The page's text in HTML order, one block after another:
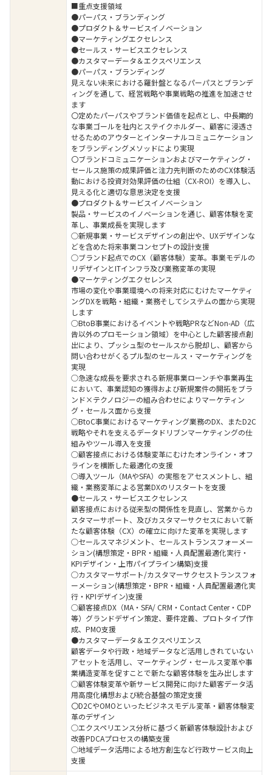
■重点支援領域
●パーパス・ブランディング
●プロダクト＆サービスイノベーション
●マーケティングエクセレンス
●セールス・サービスエクセレンス
●カスタマーデータ＆エクスペリエンス
●パーパス・ブランディング
見えない未来における羅針盤となるパーパスとブランデ
ィングを通して、経営戦略や事業戦略の推進を加速させ
ます
〇定めたパーパスやブランド価値を起点とし、中長期的
な事業ゴールを社内とステイクホルダー、顧客に浸透さ
せるためのアウターとインターナルコミュニケーション
をブランディングメソッドにより実現
〇ブランドコミュニケーションおよびマーケティング・
セールス施策の成果評価と注力先判断のためのCX体験活
動における投資対効果評価の仕組（CX-ROI）を導入し、
見える化と適切な意思決定を支援
●プロダクト＆サービスイノベーション
製品・サービスのイノベーションを通じ、顧客体験を変
革し、事業成長を実現します
○新規事業・サービスデザインの創出や、UXデザインな
どを含めた将来事業コンセプトの設計支援
○ブランド起点でのCX（顧客体験）変革。事業モデルの
リデザインとITインフラ及び業務変革の実現
●マーケティングエクセレンス
市場の変化や事業環境への将来対応にむけたマーケティ
ングDXを戦略・組織・業務そしてシステムの面から実現
します
○BtoB事業におけるイベントや戦略PRなどNon-AD（広
告以外のプロモーション領域）を中心とした顧客接点創
出により、プッシュ型のセールスから脱却し、顧客から
問い合わせがくるプル型のセールス・マーケティングを
実現
○急速な成長を要求される新規事業ローンチや事業再生
において、事業認知の獲得および新規案件の開拓をブラ
ンド×テクノロジーの組み合わせによりマーケティン
グ・セールス面から支援
○BtoC事業におけるマーケティング業務のDX、またD2C
戦略やそれを支えるデータドリブンマーケティングの仕
組みやツール導入を支援
○顧客接点における体験変革にむけたオンライン・オフ
ラインを横断した最適化の支援
○導入ツール（MAやSFA）の実態をアセスメントし、組
織・業務変革による営業DXのリスタートを支援
●セールス・サービスエクセレンス
顧客接点における従来型の関係性を見直し、営業からカ
スタマーサポート、及びカスタマーサクセスにおいて新
たな顧客体験（CX）の確立に向けた変革を実現します
○セールスマネジメント、セールストランスフォーメー
ション(構想策定・BPR・組織・人員配置最適化実行・
KPIデザイン・上市パイプライン構築)支援
○カスタマーサポート/カスタマーサクセストランスフォ
ーメーション(構想策定・BPR・組織・人員配置最適化実
行・KPIデザイン)支援
○顧客接点DX（MA・SFA/ CRM・Contact Center・CDP
等）グランドデザイン策定、要件定義、プロトタイプ作
成、PMO支援
●カスタマーデータ＆エクスペリエンス
顧客データや行政・地域データなど活用しきれていない
アセットを活用し、マーケティング・セールス変革や事
業構造変革を促すことで新たな顧客体験を生み出します
○顧客体験変革や新サービス開発に向けた顧客データ活
用高度化構想および統合基盤の策定支援
〇D2CやOMOといったビジネスモデル変革・顧客体験変
革のデザイン
○エクスペリエンス分析に基づく新顧客体験設計および
改善PDCAプロセスの構築支援
○地域データ活用による地方創生など行政サービス向上
支援